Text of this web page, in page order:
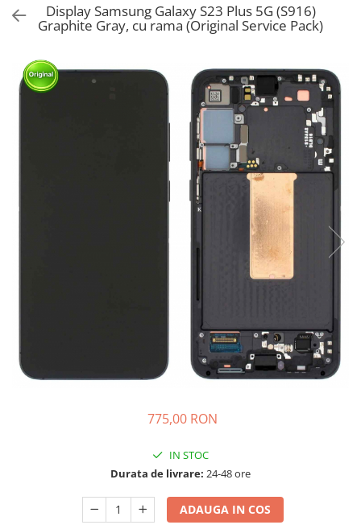
Ecrane Huawei / Honor
Ecrane Xiaomi / Redmi
Ecrane Nokia
Ecrane Oppo / Realme
Suport auto
Componente GSM
Module si conectori incarcare
Display Samsung Galaxy S23 Plus 5G (S916)
Graphite Gray, cu rama (Original Service Pack)
775,00 RON
IN STOC
Durata de livrare: 24-48 ore
ADAUGA IN COS